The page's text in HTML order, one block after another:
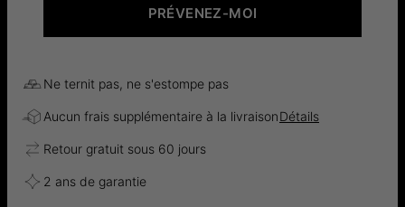
PRÉVENEZ-MOI
Ne ternit pas, ne s'estompe pas
Aucun frais supplémentaire à la livraisonDétails
Retour gratuit sous 60 jours
2 ans de garantie